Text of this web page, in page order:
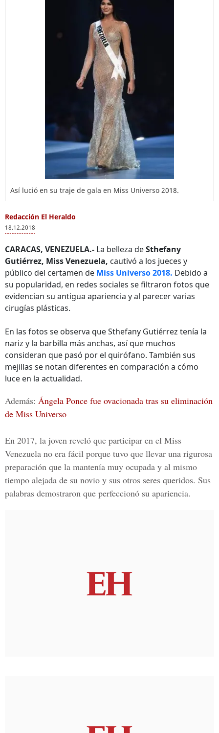
Así lució en su traje de gala en Miss Universo 2018.
Redacción El Heraldo
18.12.2018
CARACAS, VENEZUELA.- La belleza deSthefany
Gutiérrez, Miss Venezuela, cautivó a los jueces y
público del certamen de Miss Universo 2018. Debido a
su popularidad, en redes sociales se filtraron fotos que
evidencian su antigua apariencia y al parecer varias
cirugías plásticas.
En las fotos se observa que Sthefany Gutiérrez tenía la
nariz y la barbilla más anchas, así que muchos
consideran que pasó por el quirófano. También sus
mejillas se notan diferentes en comparación a cómo
luce en la actualidad.
Además: Ángela Ponce fue ovacionada tras su eliminación
de Miss Universo
En 2017, la joven reveló que participar en el Miss
Venezuela no era fácil porque tuvo que llevar una rigurosa
preparación que la mantenía muy ocupada y al mismo
tiempo alejada de su novio y sus otros seres queridos. Sus
palabras demostraron que perfeccionó su apariencia.